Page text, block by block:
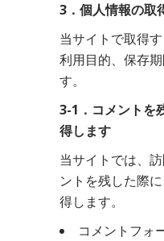
3．個人情報の取
当サイトで取得
利用目的、保存
す。
3-1．コメントを
得します
当サイトでは、
ントを残した際
得します。
コメントフォ